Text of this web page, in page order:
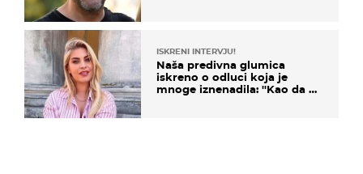
ISKRENI INTERVJU!
Naša predivna glumica
iskreno o odluci koja je
mnoge iznenadila: ''Kao da mi